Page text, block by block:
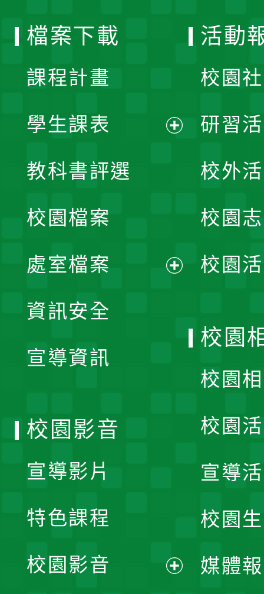
檔案下載
課程計畫
學生課表
單
教科書評選
校園檔案
處室檔案
資訊安全
宣導資訊
活動
校園
研習
校外
校園
校園
校園
校園
校園
宣導
校園
媒體
校園影音
宣導影片
特色課程
校園影音